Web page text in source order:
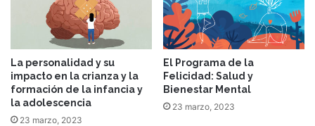
La personalidad y su
impacto en la crianza y la
formación de la infancia y
la adolescencia
23 marzo, 2023
El Programa de la
Felicidad: Salud y
Bienestar Mental
23 marzo, 2023